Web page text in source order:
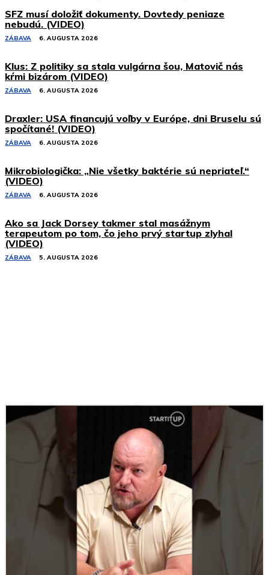
SFZ musí doložiť dokumenty. Dovtedy peniaze
nebudú. (VIDEO)
ZÁBAVA 6. AUGUSTA 2026
Klus: Z politiky sa stala vulgárna šou, Matovič nás
kŕmi bizárom (VIDEO)
ZÁBAVA 6. AUGUSTA 2026
Draxler: USA financujú voľby v Európe, dni Bruselu sú
spočítané! (VIDEO)
ZÁBAVA 6. AUGUSTA 2026
Mikrobiologička: „Nie všetky baktérie sú nepriateľ.“
(VIDEO)
ZÁBAVA 6. AUGUSTA 2026
Ako sa Jack Dorsey takmer stal masážnym
terapeutom po tom, čo jeho prvý startup zlyhal
(VIDEO)
ZÁBAVA 5. AUGUSTA 2026